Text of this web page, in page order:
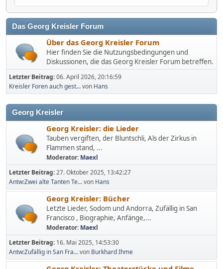
Das Georg Kreisler Forum
Über das Georg Kreisler Forum
Hier finden Sie die Nutzungsbedingungen und
Diskussionen, die das Georg Kreisler Forum betreffen.
Letzter Beitrag:06. April 2026, 20:16:59
Kreisler Foren auch gest...von Hans
Georg Kreisler
Georg Kreisler: die Lieder
Tauben vergiften, der Bluntschli, Als der Zirkus in
Flammen stand, ...
Moderator: Maexl
Letzter Beitrag:27. Oktober 2025, 13:42:27
Antw:Zwei alte Tanten Te...von Hans
Georg Kreisler: Bücher
Letzte Lieder, Sodom und Andorra, Zufällig in San
Francisco , Biographie, Anfänge,...
Moderator: Maexl
Letzter Beitrag: 16. Mai 2025, 14:53:30
Antw:Zufällig in San Fra...von Burkhard Ihme